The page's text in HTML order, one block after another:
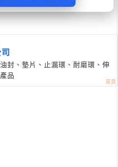
封、墊片、止漏環、耐磨環、伸
品